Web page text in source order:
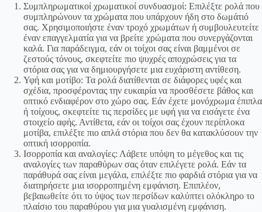
Συμπληρωματικοί χρωματικοί συνδυασμοί: Επιλέξτε ρολά που
συμπληρώνουν τα χρώματα που υπάρχουν ήδη στο δωμάτιό
σας. Χρησιμοποιήστε έναν τροχό χρωμάτων ή συμβουλευτείτε
έναν επαγγελματία για να βρείτε χρώματα που συνεργάζονται
καλά. Για παράδειγμα, εάν οι τοίχοι σας είναι βαμμένοι σε
ζεστούς τόνους, σκεφτείτε πιο ψυχρές αποχρώσεις για τα
στόρια σας για να δημιουργήσετε μια ευχάριστη αντίθεση.
Υφή και μοτίβο: Τα ρολά διατίθενται σε διάφορες υφές και
σχέδια, προσφέροντας την ευκαιρία να προσθέσετε βάθος και
οπτικό ενδιαφέρον στο χώρο σας. Εάν έχετε μονόχρωμα έπιπλα
ή τοίχους, σκεφτείτε τις περσίδες με υφή για να εισάγετε ένα
στοιχείο αφής. Αντίθετα, εάν οι τοίχοι σας έχουν περίπλοκα
μοτίβα, επιλέξτε πιο απλά στόρια που δεν θα κατακλύσουν την
οπτική ισορροπία.
Ισορροπία και αναλογίες: Λάβετε υπόψη το μέγεθος και τις
αναλογίες των παραθύρων σας όταν επιλέγετε ρολά. Εάν τα
παράθυρά σας είναι μεγάλα, επιλέξτε πιο φαρδιά στόρια για να
διατηρήσετε μια ισορροπημένη εμφάνιση. Επιπλέον,
βεβαιωθείτε ότι το ύψος των περσίδων καλύπτει ολόκληρο το
πλαίσιο του παραθύρου για μια γυαλισμένη εμφάνιση.